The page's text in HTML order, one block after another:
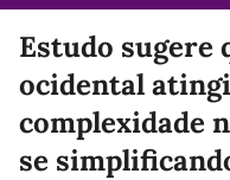
Estudo sugere
ocidental
complexidade
se